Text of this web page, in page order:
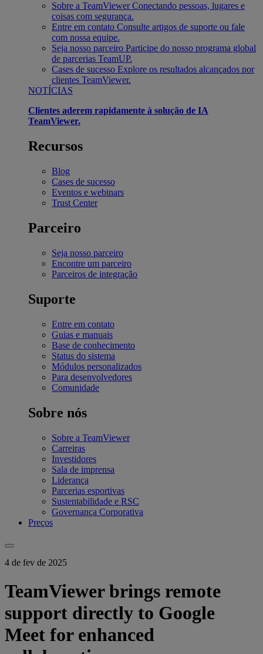
Sobre a TeamViewer Conectando pessoas, lugares e
coisas com segurança.
Entre em contato Consulte artigos de suporte ou fale
com nossa equipe.
Seja nosso parceiro Participe do nosso programa global
de parcerias TeamUP.
Cases de sucesso Explore os resultados alcançados por
clientes TeamViewer.
NOTÍCIAS
Clientes aderem rapidamente à solução de IA
TeamViewer.
Recursos
Blog
Cases de sucesso
Eventos e webinars
Trust Center
Parceiro
Seja nosso parceiro
Encontre um parceiro
Parceiros de integração
Suporte
Entre em contato
Guias e manuais
Base de conhecimento
Status do sistema
Módulos personalizados
Para desenvolvedores
Comunidade
Sobre nós
Sobre a TeamViewer
Carreiras
Investidores
Sala de imprensa
Liderança
Parcerias esportivas
Sustentabilidade e RSC
Governança Corporativa
Preços
4 de fev de 2025
TeamViewer brings remote
support directly to Google
Meet for enhanced